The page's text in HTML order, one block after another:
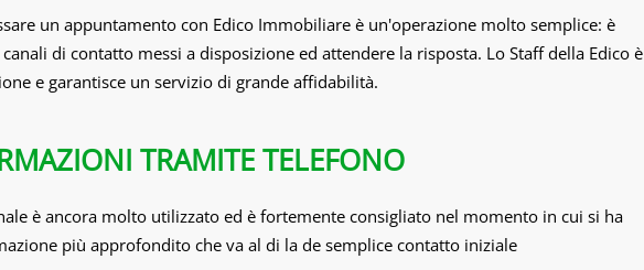
un appuntamento con Edico Immobiliare è un'operazione molto semplice: è
di contatto messi a disposizione ed attendere la risposta. Lo Staff della Edico è
e garantisce un servizio di grande affidabilità.
TRAMITE TELEFONO
è ancora molto utilizzato ed è fortemente consigliato nel momento in cui si ha
più approfondito che va al di la de semplice contatto iniziale